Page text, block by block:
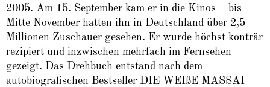
2005. Am 15. September kam er in die Kinos – bis
Mitte November hatten ihn in Deutschland über 2,5
Millionen Zuschauer gesehen. Er wurde höchst konträr
rezipiert und inzwischen mehrfach im Fernsehen
gezeigt. Das Drehbuch entstand nach dem
autobiografischen Bestseller DIE WEIßE MASSAI